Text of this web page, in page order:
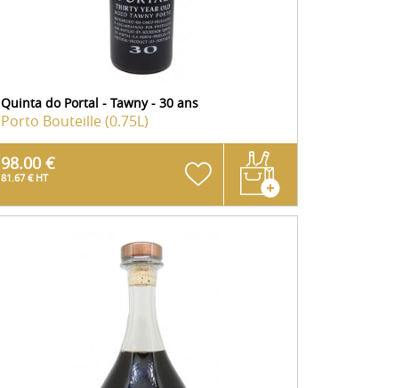
Quinta do Portal - Tawny - 30 ans
Porto Bouteille (0.75L)
98.00 €
81.67 € HT